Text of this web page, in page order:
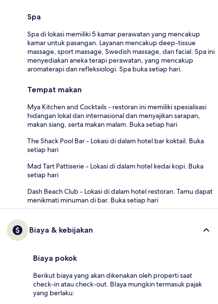
Spa
Spa di lokasi memiliki 5 kamar perawatan yang mencakup
kamar untuk pasangan. Layanan mencakup deep-tissue
massage, sport massage, Swedish massage, dan facial. Spa ini
menyediakan aneka terapi perawatan, yang mencakup
aromaterapi dan refleksiologi. Spa buka setiap hari.
Tempat makan
Mya Kitchen and Cocktails - restoran ini memiliki spesialisasi
hidangan lokal dan internasional dan menyajikan sarapan,
makan siang, serta makan malam. Buka setiap hari
The Shack Pool Bar - Lokasi di dalam hotel bar koktail. Buka
setiap hari
Mad Tart Pattiserie - Lokasi di dalam hotel kedai kopi. Buka
setiap hari
Dash Beach Club - Lokasi di dalam hotel restoran. Tamu dapat
menikmati minuman di bar. Buka setiap hari
Biaya & kebijakan
Biaya pokok
Berikut biaya yang akan dikenakan oleh properti saat
check-in atau check-out. BIaya mungkin termasuk pajak
yang berlaku: